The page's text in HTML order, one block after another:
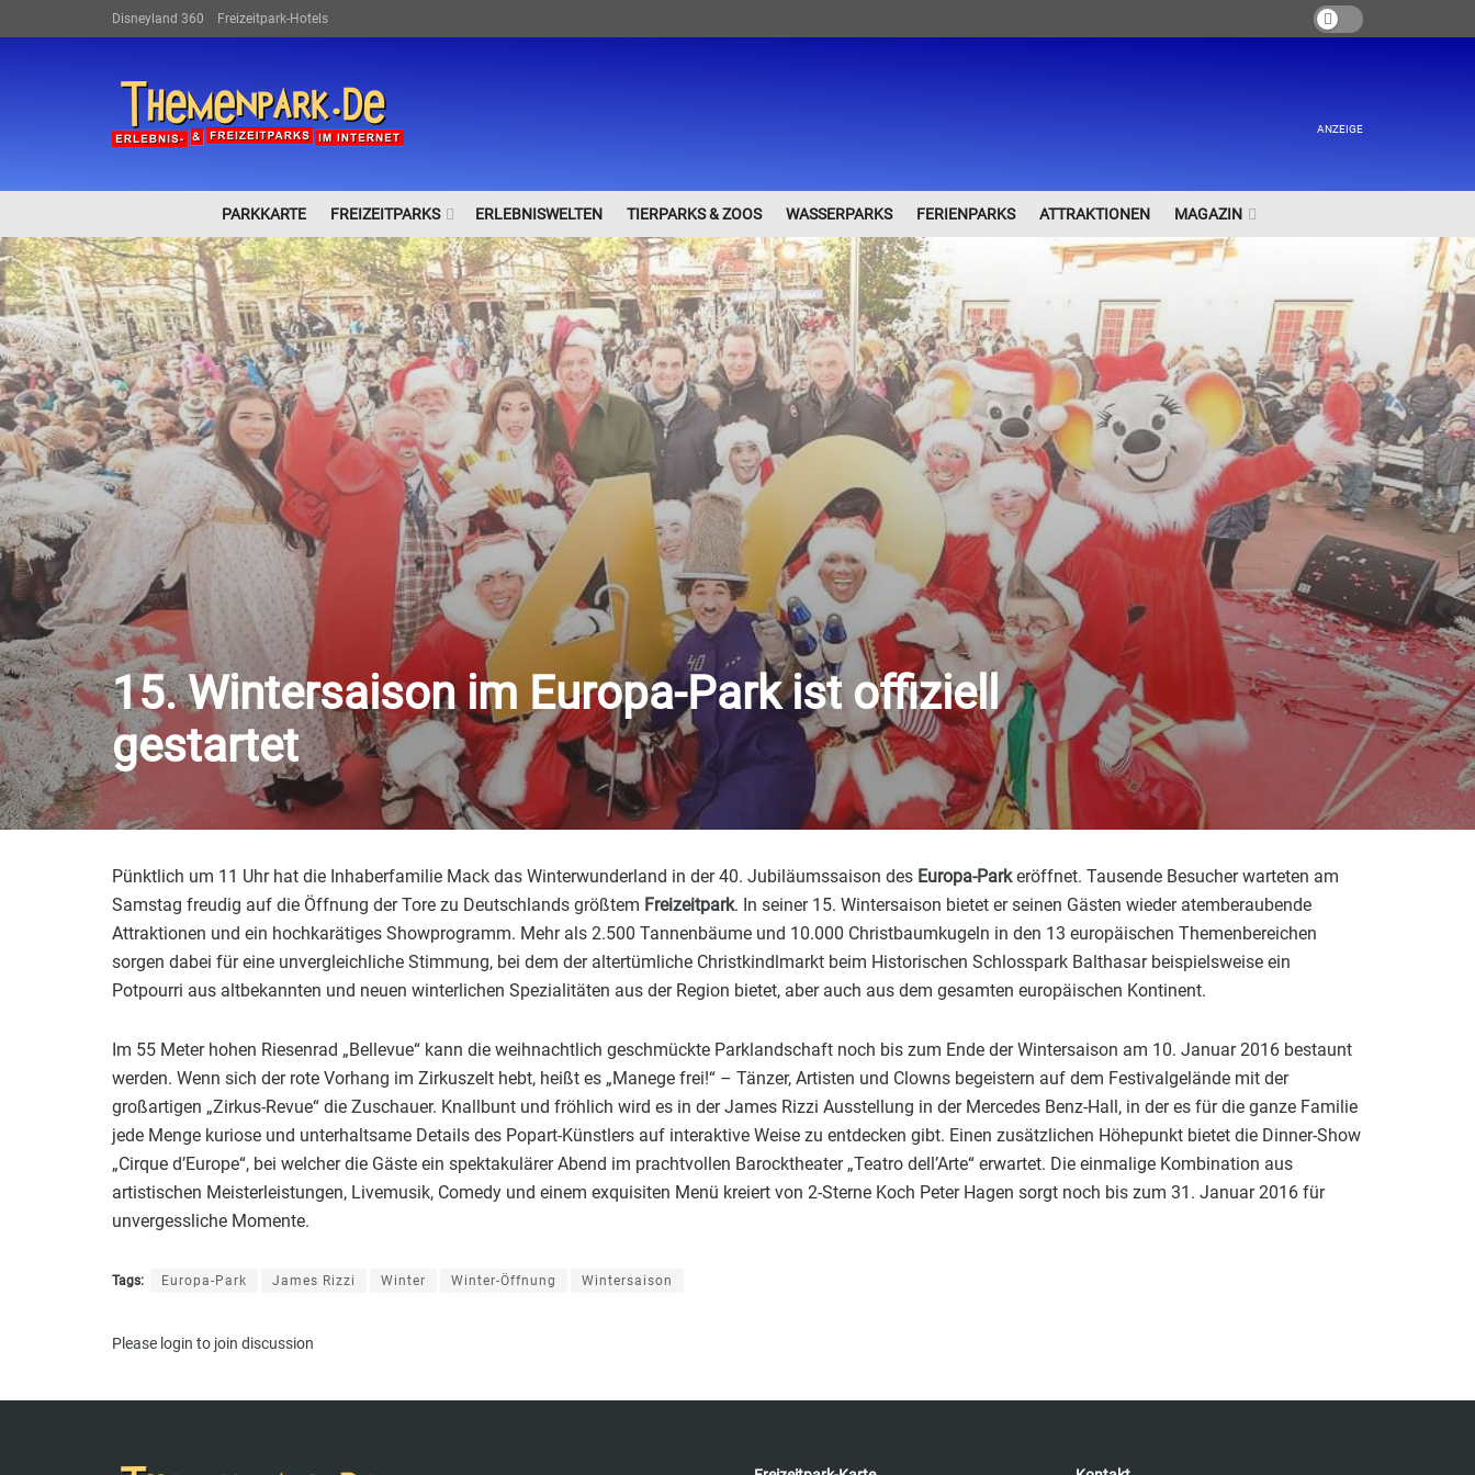
Disneyland 360 Freizeitpark-Hotels
ANZEIGE
PARKKARTE FREIZEITPARKS ERLEBNISWELTEN TIERPARKS & ZOOS WASSERPARKS FERIENPARKS ATTRAKTIONEN MAGAZIN
15. Wintersaison im Europa-Park ist offiziell
gestartet
Pünktlich um 11 Uhr hat die Inhaberfamilie Mack das Winterwunderland in der 40. Jubiläumssaison des Europa-Parkeröffnet. Tausende Besucher warteten am
Samstag freudig auf die Öffnung der Tore zu Deutschlands größtem Freizeitpark. In seiner 15. Wintersaison bietet er seinen Gästen wieder atemberaubende
Attraktionen und ein hochkarätiges Showprogramm. Mehr als 2.500 Tannenbäume und 10.000 Christbaumkugeln in den 13 europäischen Themenbereichen
sorgen dabei für eine unvergleichliche Stimmung, bei dem der altertümliche Christkindlmarkt beim Historischen Schlosspark Balthasar beispielsweise ein
Potpourri aus altbekannten und neuen winterlichen Spezialitäten aus der Region bietet, aber auch aus dem gesamten europäischen Kontinent.
Im 55 Meter hohen Riesenrad „Bellevue“ kann die weihnachtlich geschmückte Parklandschaft noch bis zum Ende der Wintersaison am 10. Januar 2016 bestaunt
werden. Wenn sich der rote Vorhang im Zirkuszelt hebt, heißt es „Manege frei!“ – Tänzer, Artisten und Clowns begeistern auf dem Festivalgelände mit der
großartigen „Zirkus-Revue“ die Zuschauer. Knallbunt und fröhlich wird es in der James Rizzi Ausstellung in der Mercedes Benz-Hall, in der es für die ganze Familie
jede Menge kuriose und unterhaltsame Details des Popart-Künstlers auf interaktive Weise zu entdecken gibt. Einen zusätzlichen Höhepunkt bietet die Dinner-Show
„Cirque d’Europe“, bei welcher die Gäste ein spektakulärer Abend im prachtvollen Barocktheater „Teatro dell’Arte“ erwartet. Die einmalige Kombination aus
artistischen Meisterleistungen, Livemusik, Comedy und einem exquisiten Menü kreiert von 2-Sterne Koch Peter Hagen sorgt noch bis zum 31. Januar 2016 für
unvergessliche Momente.
Tags: Europa-Park James Rizzi Winter Winter-Öffnung Wintersaison
Please login to join discussion